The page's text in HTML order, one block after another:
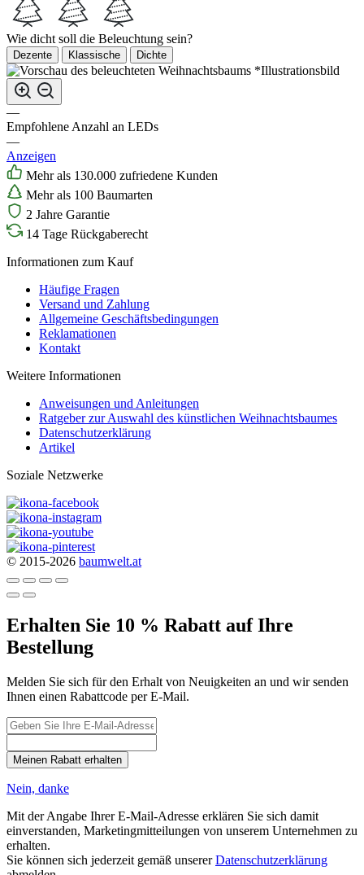
Wie dicht soll die Beleuchtung sein?
Dezente Klassische Dichte
*Illustrationsbild
—
Empfohlene Anzahl an LEDs
—
Anzeigen
Mehr als 130.000 zufriedene Kunden
Mehr als 100 Baumarten
2 Jahre Garantie
14 Tage Rückgaberecht
Informationen zum Kauf
Häufige Fragen
Versand und Zahlung
Allgemeine Geschäftsbedingungen
Reklamationen
Kontakt
Weitere Informationen
Anweisungen und Anleitungen
Ratgeber zur Auswahl des künstlichen Weihnachtsbaumes
Datenschutzerklärung
Artikel
Soziale Netzwerke
© 2015-2026 baumwelt.at
Erhalten Sie 10 % Rabatt auf Ihre
Bestellung
Melden Sie sich für den Erhalt von Neuigkeiten an und wir senden
Ihnen einen Rabattcode per E-Mail.
Meinen Rabatt erhalten
Nein, danke
Mit der Angabe Ihrer E-Mail-Adresse erklären Sie sich damit
einverstanden, Marketingmitteilungen von unserem Unternehmen zu
erhalten.
Sie können sich jederzeit gemäß unsererDatenschutzerklärung